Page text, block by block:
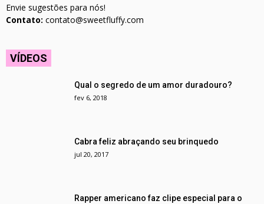
Envie sugestões para nós!
Contato: contato@sweetfluffy.com
VÍDEOS
Qual o segredo de um amor duradouro?
fev 6, 2018
Cabra feliz abraçando seu brinquedo
jul 20, 2017
Rapper americano faz clipe especial para o